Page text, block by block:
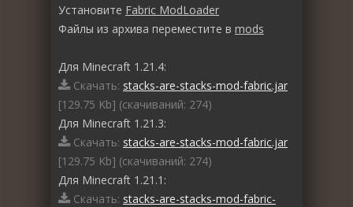
Установите Fabric ModLoader
Файлы из архива переместите в mods
Для Minecraft 1.21.4:
Скачать: stacks-are-stacks-mod-fabric.jar
[129.75 Kb] (cкачиваний: 274)
Для Minecraft 1.21.3:
Скачать: stacks-are-stacks-mod-fabric.jar
[129.75 Kb] (cкачиваний: 274)
Для Minecraft 1.21.1:
Скачать: stacks-are-stacks-mod-fabric-